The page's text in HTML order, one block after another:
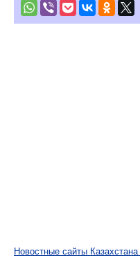
Новостные сайты Казахстана